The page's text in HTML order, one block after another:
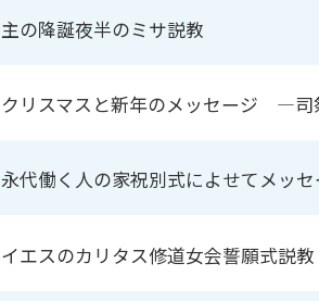
主の降誕夜半のミサ説教
クリスマスと新年のメッセージ ―
永代働く人の家祝別式によせてメッ
イエスのカリタス修道女会誓願式説教